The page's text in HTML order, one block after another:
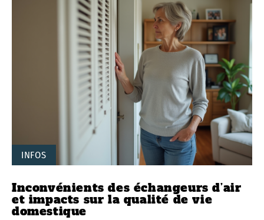
INFOS
Inconvénients des échangeurs d’air
et impacts sur la qualité de vie
domestique